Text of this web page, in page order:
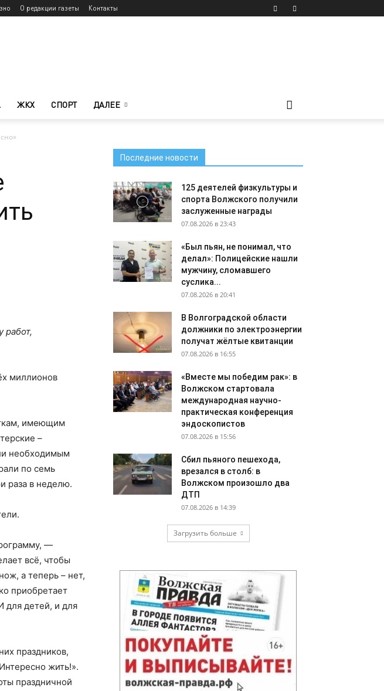
О редакции газеты Контакты
ЖКХ СПОРТ ДАЛЕЕ
работ,
миллионов
имеющим
–
необходимым
по семь
раза в неделю.
—
всё, чтобы
а теперь – нет,
приобретает
для детей, и для
праздников,
жить!».
праздничной
Последние новости
125 деятелей физкультуры и
спорта Волжского получили
заслуженные награды
07.08.2026 в 23:43
«Был пьян, не понимал, что
делал»: Полицейские нашли
мужчину, сломавшего
суслика...
07.08.2026 в 20:41
В Волгоградской области
должники по электроэнергии
получат жёлтые квитанции
07.08.2026 в 16:55
«Вместе мы победим рак»: в
Волжском стартовала
международная научно-
практическая конференция
эндоскопистов
07.08.2026 в 15:56
Сбил пьяного пешехода,
врезался в столб: в
Волжском произошло два
ДТП
07.08.2026 в 14:39
Загрузить больше